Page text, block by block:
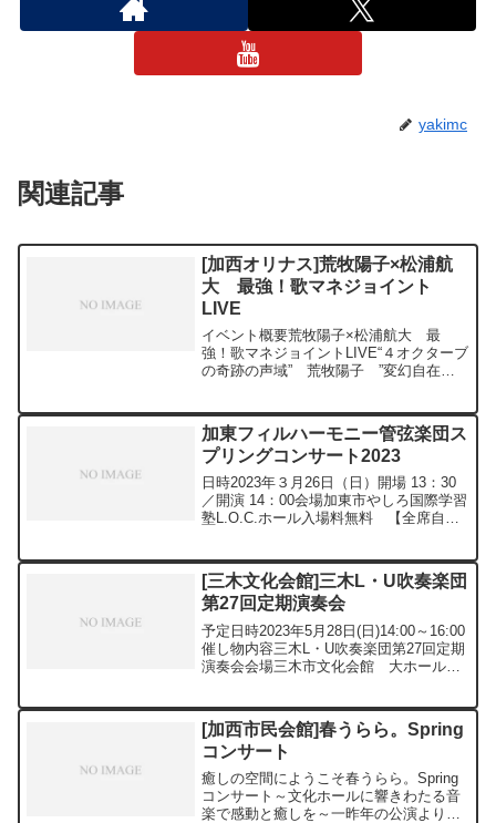
yakimc
関連記事
[加西オリナス]荒牧陽子×松浦航
大 最強！歌マネジョイント
LIVE
イベント概要荒牧陽子×松浦航大 最
強！歌マネジョイントLIVE“４オクターブ
の奇跡の声域” 荒牧陽子 ”変幻自在の
２人のシンガーが西脇にやって来る！圧
巻のステージをご...
加東フィルハーモニー管弦楽団ス
プリングコンサート2023
日時2023年３月26日（日）開場 13：30
／開演 14：00会場加東市やしろ国際学習
塾L.O.C.ホール入場料無料 【全席自
ドナウ ブルータンゴ 君をのせて ...
[三木文化会館]三木L・U吹奏楽団
第27回定期演奏会
予定日時2023年5月28日(日)14:00～16:00
催し物内容三木L・U吹奏楽団第27回定期
演奏会会場三木市文化会館 大ホール入
1786三木市文化会館...
[加西市民会館]春うらら。Spring
コンサート
癒しの空間にようこそ春うらら。Spring
コンサート～文化ホールに響きわたる音
楽で感動と癒しを～一昨年の公演より大